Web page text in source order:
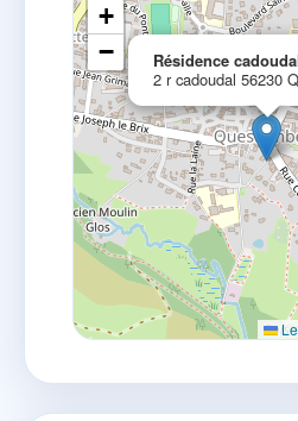
Résidence
2 r cadoudal 56230
+
−